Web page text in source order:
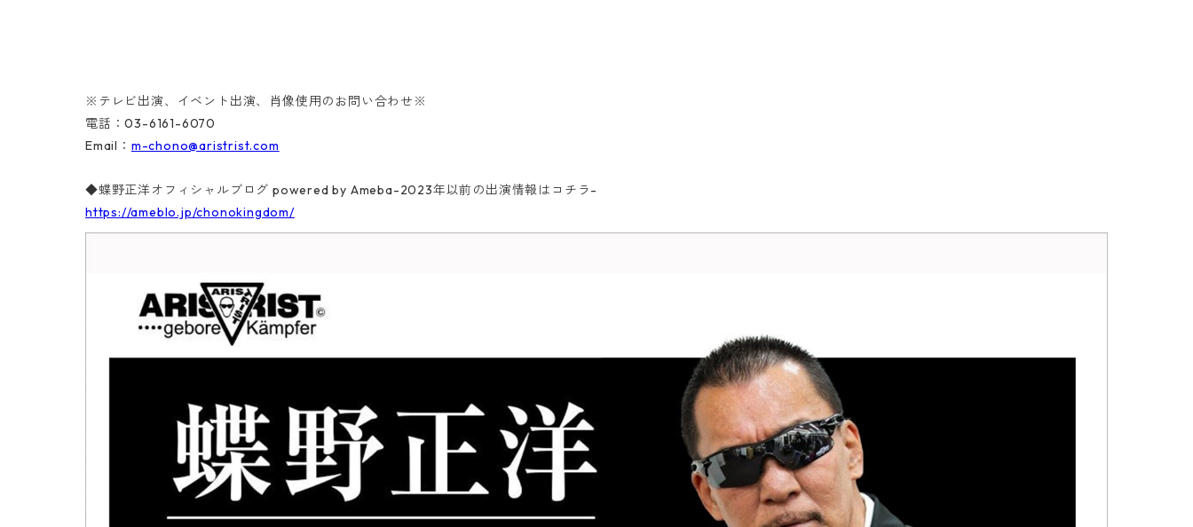
※テレビ出演、イベント出演、肖像使用のお問い合わせ※
電話：03-6161-6070
Email： m-chono@aristrist.com
◆蝶野正洋オフィシャルブログ powered by Ameba-2023年以前の出演情報はコチラ-
https://ameblo.jp/chonokingdom/